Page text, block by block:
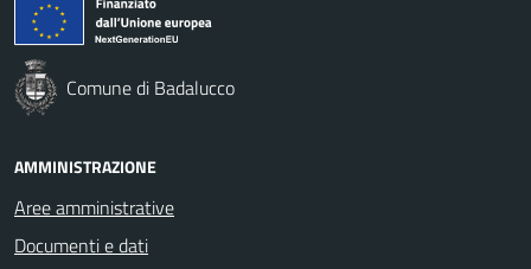
Comune di Badalucco
AMMINISTRAZIONE
Aree amministrative
Documenti e dati